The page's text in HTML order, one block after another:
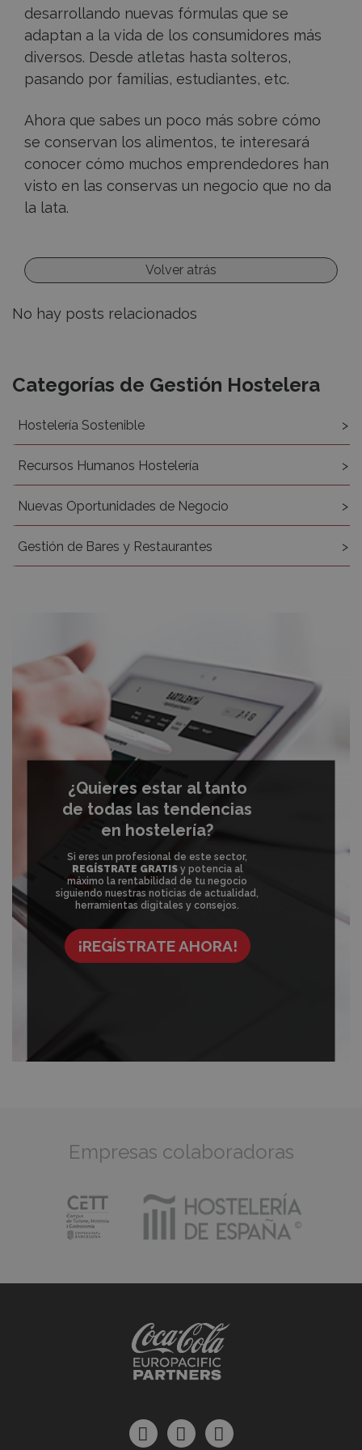
desarrollando nuevas fórmulas que se
adaptan a la vida de los consumidores más
diversos. Desde atletas hasta solteros,
pasando por familias, estudiantes, etc.
Ahora que sabes un poco más sobre cómo
se conservan los alimentos, te interesará
conocer cómo muchos emprendedores han
visto en las conservas un negocio que no da
la lata.
Volver atrás
No hay posts relacionados
Recursos
Categorías de Gestión Hostelera
Hostelería Sostenible
Recursos Humanos Hostelería
Nuevas Oportunidades de Negocio
Gestión de Bares y Restaurantes
¿Quieres estar al tanto
de todas las tendencias
en hostelería?
Si eres un profesional de este sector,
REGÍSTRATE GRATISy potencia al
máximo la rentabilidad de tu negocio
siguiendo nuestras noticias de actualidad,
herramientas digitales y consejos.
¡REGÍSTRATE AHORA!
Empresas colaboradoras